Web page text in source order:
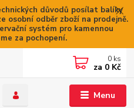
důvodů posílat balíky
osobní odběr zboží na prodejně.
systém pro kamennou
za pochopení.
Menu
0 ks
za 0 Kč